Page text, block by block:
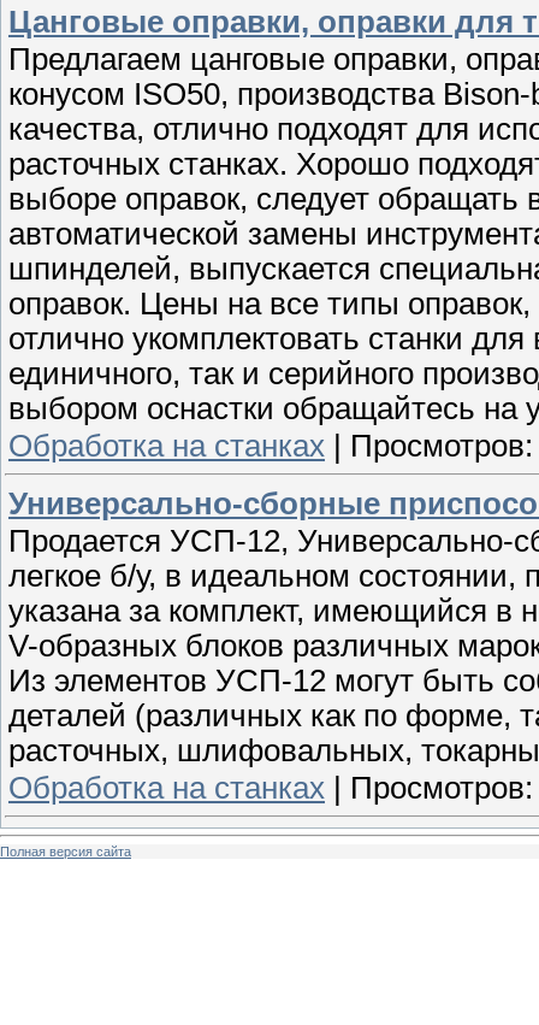
Цанговые оправки, оправки для
Предлагаем цанговые оправки,
конусом ISO50, производства
качества, отлично подходят для
расточных станках. Хорошо
выборе оправок, следует
автоматической замены
шпинделей, выпускается
оправок. Цены на все типы
отлично укомплектовать станки
единичного, так и серийного
выбором оснастки обращайтесь на
Обработка на станках
Просмотров:
Универсально-сборные
Продается УСП-12, Универсально-
легкое б/у, в идеальном
указана за комплект, имеющийся в
V-образных блоков различных
Из элементов УСП-12 могут быть
деталей (различных как по форме,
расточных, шлифовальных,
Обработка на станках | Просмотров:
Полная версия сайта